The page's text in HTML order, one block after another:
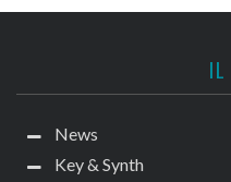
News
Key & Synth